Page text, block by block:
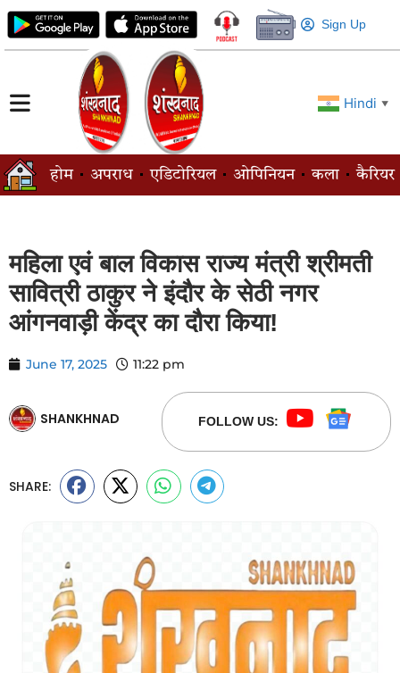
Sign Up
Hindi ▼
होम अपराध एडिटोरियल ओपिनियन कला कैरियर
महिला एवं बाल विकास राज्य मंत्री श्रीमती
सावित्री ठाकुर ने इंदौर के सेठी नगर
आंगनवाड़ी केंद्र का दौरा किया!
June 17, 2025 11:22 pm
SHANKHNAD FOLLOW US:
SHARE: